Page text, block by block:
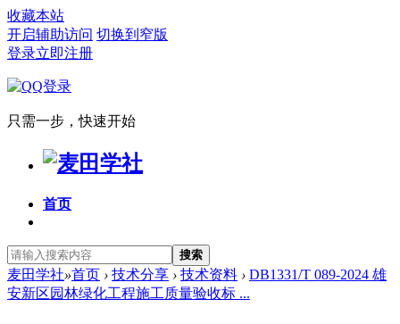
收藏本站
开启辅助访问 切换到窄版
登录立即注册
只需一步，快速开始
首页
搜索
麦田学社»首页 › 技术分享 › 技术资料 › DB1331/T 089-2024 雄
安新区园林绿化工程施工质量验收标 ...